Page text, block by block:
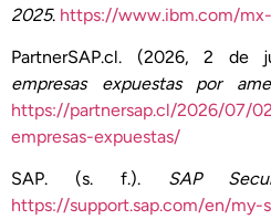
2025. https://www.ibm.com/
PartnerSAP.cl. (2026, 2 de
empresas expuestas por
https://partnersap.cl/2026/07/
empresas-expuestas/
SAP. (s. f.). SAP
https://support.sap.com/en/my-